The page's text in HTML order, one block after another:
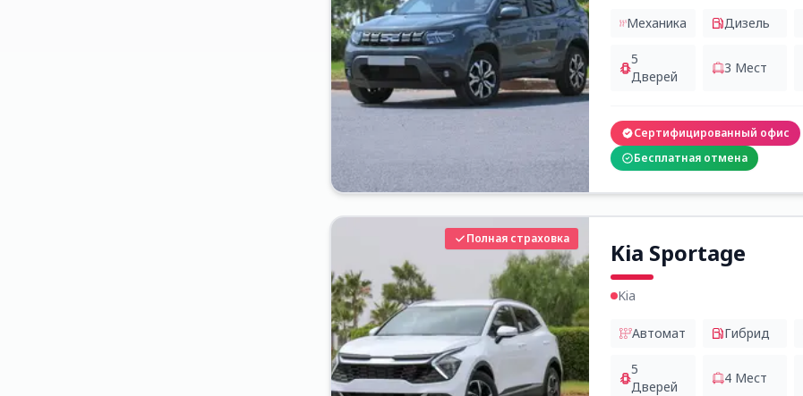
Механика Дизель
5
Дверей
3 Мест
Сертифицированный офис
Бесплатная отмена
Полная страховка Kia Sportage
Kia
Автомат Гибрид
5
Дверей
4 Мест